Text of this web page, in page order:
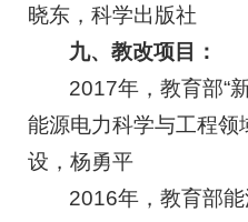
晓东，科学出版社
九、教改项目：
2017年，教育部“
能源电力科学与工程领
设，杨勇平
2016年，教育部